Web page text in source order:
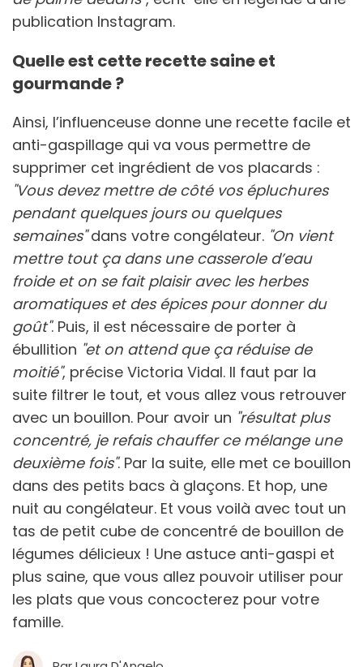
publication Instagram.
Quelle est cette recette saine et
gourmande ?
Ainsi, l’influenceuse donne une recette facile et
anti-gaspillage qui va vous permettre de
supprimer cet ingrédient de vos placards :
"Vous devez mettre de côté vos épluchures
pendant quelques jours ou quelques
semaines"dans votre congélateur. "On vient
mettre tout ça dans une casserole d’eau
froide et on se fait plaisir avec les herbes
aromatiques et des épices pour donner du
goût". Puis, il est nécessaire de porter à
ébullition "et on attend que ça réduise de
moitié", précise Victoria Vidal. Il faut par la
suite filtrer le tout, et vous allez vous retrouver
avec un bouillon. Pour avoir un "résultat plus
concentré, je refais chauffer ce mélange une
deuxième fois". Par la suite, elle met ce bouillon
dans des petits bacs à glaçons. Et hop, une
nuit au congélateur. Et vous voilà avec tout un
tas de petit cube de concentré de bouillon de
légumes délicieux ! Une astuce anti-gaspi et
plus saine, que vous allez pouvoir utiliser pour
les plats que vous concocterez pour votre
famille.